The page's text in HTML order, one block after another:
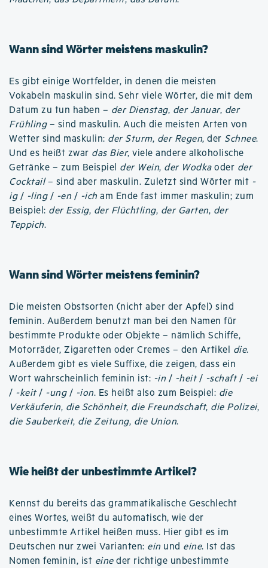
Wann sind Wörter meistens maskulin?
Es gibt einige Wortfelder, in denen die meisten
Vokabeln maskulin sind. Sehr viele Wörter, die mit dem
Datum zu tun haben – der Dienstag, der Januar, der
Frühling– sind maskulin. Auch die meisten Arten von
Wetter sind maskulin: der Sturm, der Regen, der Schnee.
Und es heißt zwar das Bier, viele andere alkoholische
Getränke – zum Beispiel der Wein, der Wodkaoder der
Cocktail– sind aber maskulin. Zuletzt sind Wörter mit -
ig/ -ling/ -en / -ich am Ende fast immer maskulin; zum
Beispiel: der Essig, der Flüchtling, der Garten, der
Teppich.
Wann sind Wörter meistens feminin?
Die meisten Obstsorten (nicht aber der Apfel) sind
feminin. Außerdem benutzt man bei den Namen für
bestimmte Produkte oder Objekte – nämlich Schiffe,
Motorräder, Zigaretten oder Cremes – den Artikel die.
Außerdem gibt es viele Suffixe, die zeigen, dass ein
Wort wahrscheinlich feminin ist: -in / -heit/ -schaft/ -ei
/ -keit/ -ung/ -ion. Es heißt also zum Beispiel: die
Verkäuferin, die Schönheit, die Freundschaft, die Polizei,
die Sauberkeit, die Zeitung, die Union.
Wie heißt der unbestimmte Artikel?
Kennst du bereits das grammatikalische Geschlecht
eines Wortes, weißt du automatisch, wie der
unbestimmte Artikel heißen muss. Hier gibt es im
Deutschen nur zwei Varianten: ein und eine. Ist das
Nomen feminin, ist eineder richtige unbestimmte